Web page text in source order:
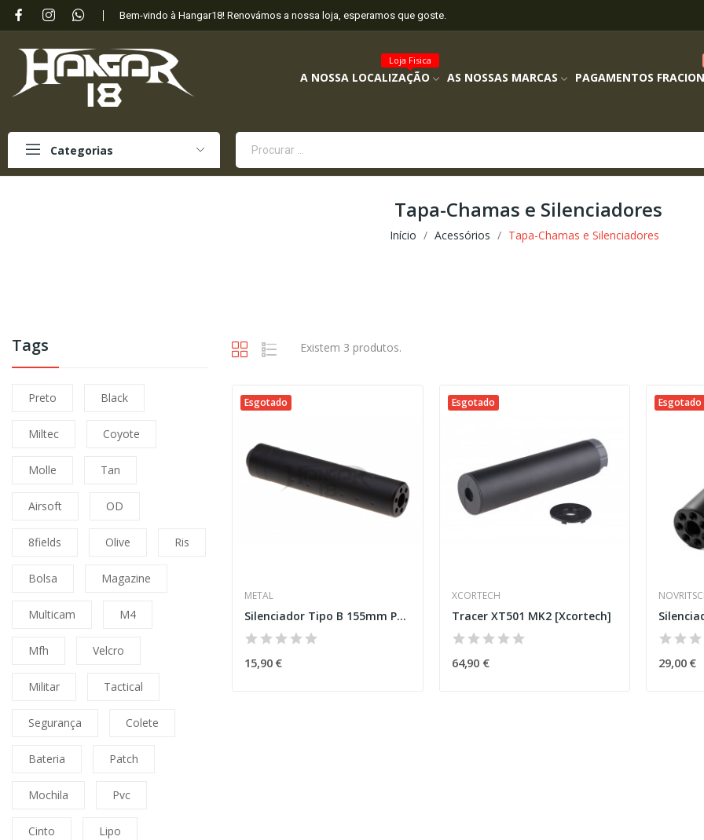
Bem-vindo à Hangar18! Renovámos a nossa loja, esperamos que goste.
A NOSSA LOCALIZAÇÃO
Loja Fisica
AS NOSSAS MARCAS PAGAMENTOS
Categorias
Tapa-Chamas e Silenciadores
Início Acessórios Tapa-Chamas e Silenciadores
Tags
Preto Black
Miltec Coyote
Molle Tan
Airsoft OD
8fields Olive Ris
Bolsa Magazine
Multicam M4
Mfh Velcro
Militar Tactical
Segurança Colete
Bateria Patch
Mochila Pvc
Cinto Lipo
Existem 3 produtos.
Esgotado
METAL
Silenciador Tipo B 155mm Preto [METAL]
15,90 €
Esgotado
XCORTECH
Tracer XT501 MK2 [Xcortech]
64,90 €
Esgotado
29,00 €